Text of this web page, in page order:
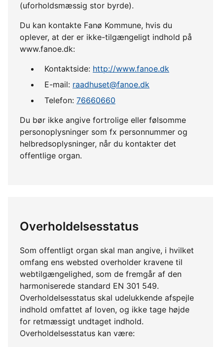
(uforholdsmæssig stor byrde).
Du kan kontakte Fanø Kommune, hvis du
oplever, at der er ikke-tilgængeligt indhold på
www.fanoe.dk:
Kontaktside: http://www.fanoe.dk
E-mail: raadhuset@fanoe.dk
Telefon: 76660660
Du bør ikke angive fortrolige eller følsomme
personoplysninger som fx personnummer og
helbredsoplysninger, når du kontakter det
offentlige organ.
Overholdelsesstatus
Som offentligt organ skal man angive, i hvilket
omfang ens websted overholder kravene til
webtilgængelighed, som de fremgår af den
harmoniserede standard EN 301 549.
Overholdelsesstatus skal udelukkende afspejle
indhold omfattet af loven, og ikke tage højde
for retmæssigt undtaget indhold.
Overholdelsesstatus kan være: